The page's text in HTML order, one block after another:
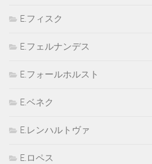
E.フィスク
E.フェルナンデス
E.フォールホルスト
E.ベネク
E.レンハルトヴァ
E.ロペス